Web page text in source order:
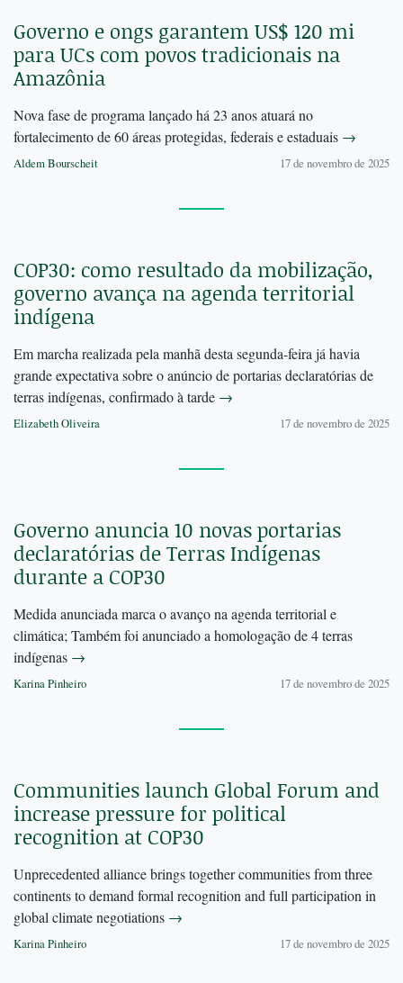
Governo e ongs garantem US$ 120 mi
para UCs com povos tradicionais na
Amazônia
Nova fase de programa lançado há 23 anos atuará no
fortalecimento de 60 áreas protegidas, federais e estaduais →
Aldem Bourscheit 17 de novembro de 2025
COP30: como resultado da mobilização,
governo avança na agenda territorial
indígena
Em marcha realizada pela manhã desta segunda-feira já havia
grande expectativa sobre o anúncio de portarias declaratórias de
terras indígenas, confirmado à tarde →
Elizabeth Oliveira 17 de novembro de 2025
Governo anuncia 10 novas portarias
declaratórias de Terras Indígenas
durante a COP30
Medida anunciada marca o avanço na agenda territorial e
climática; Também foi anunciado a homologação de 4 terras
indígenas →
Karina Pinheiro 17 de novembro de 2025
Communities launch Global Forum and
increase pressure for political
recognition at COP30
Unprecedented alliance brings together communities from three
continents to demand formal recognition and full participation in
global climate negotiations →
Karina Pinheiro 17 de novembro de 2025